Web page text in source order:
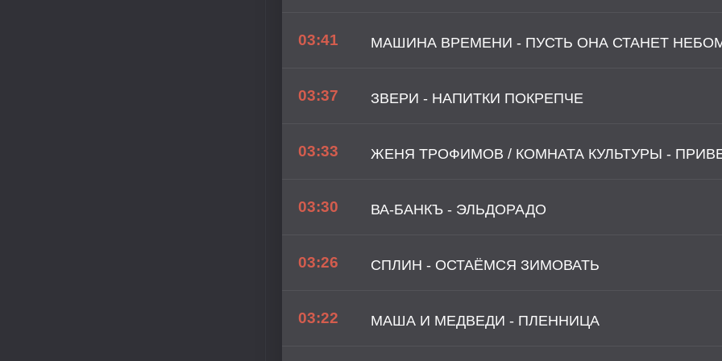
03:41 МАШИНА ВРЕМЕНИ - ПУСТЬ ОНА СТАНЕТ
03:37 ЗВЕРИ - НАПИТКИ ПОКРЕПЧЕ
03:33 ЖЕНЯ ТРОФИМОВ / КОМНАТА КУЛЬТУРЫ -
03:30 ВА-БАНКЪ - ЭЛЬДОРАДО
03:26 СПЛИН - ОСТАЁМСЯ ЗИМОВАТЬ
03:22 МАША И МЕДВЕДИ - ПЛЕННИЦА